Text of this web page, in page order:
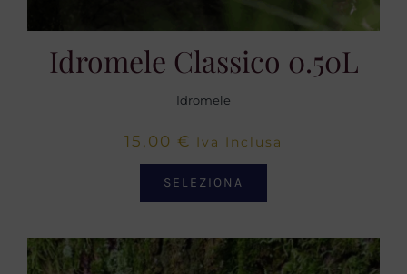
Idromele Classico 0.50L
Idromele
15,00 € Iva Inclusa
SELEZIONA